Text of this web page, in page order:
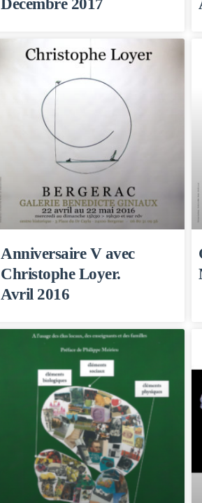
Anniversaire V avec
Christophe Loyer.
Avril 2016